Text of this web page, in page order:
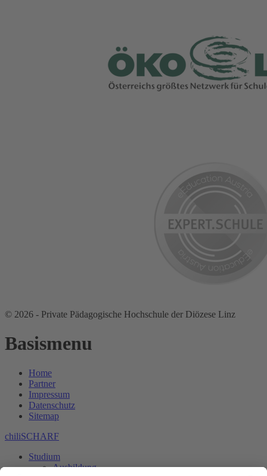
© 2026 - Private Pädagogische Hochschule der Diözese Linz
Basismenu
Home
Partner
Impressum
Datenschutz
Sitemap
chiliSCHARF
Studium
Ausbildung